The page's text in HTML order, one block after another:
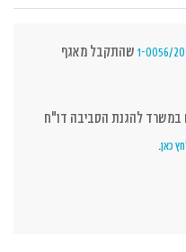
1-0056/שהתקבל מאגף
אסבסט במשרד להגנת הסביבה דו"ח
כאן.